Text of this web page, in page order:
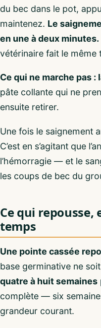
du bec dans le pot,
maintenez. Le
en une à deux minutes.
vétérinaire fait le même
Ce qui ne marche pas :
pâte collante qui ne
ensuite retirer.
Une fois le saignement
C’est en s’agitant que
l’hémorragie — et le
les coups de bec du
Ce qui repousse,
temps
Une pointe cassée
base germinative ne
quatre à huit semaines
complète — six
grandeur courant.